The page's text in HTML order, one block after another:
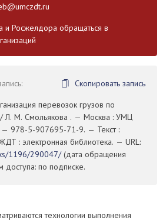
Росжелдора обращаться в
Скопировать запись
перевозок грузов по
Л. М. Смольякова . — Москва : УМЦ
978-5-907695-71-9. — Текст :
: электронная библиотека. — URL:
1196/290047/(дата обращения
по подписке.
технологии выполнения